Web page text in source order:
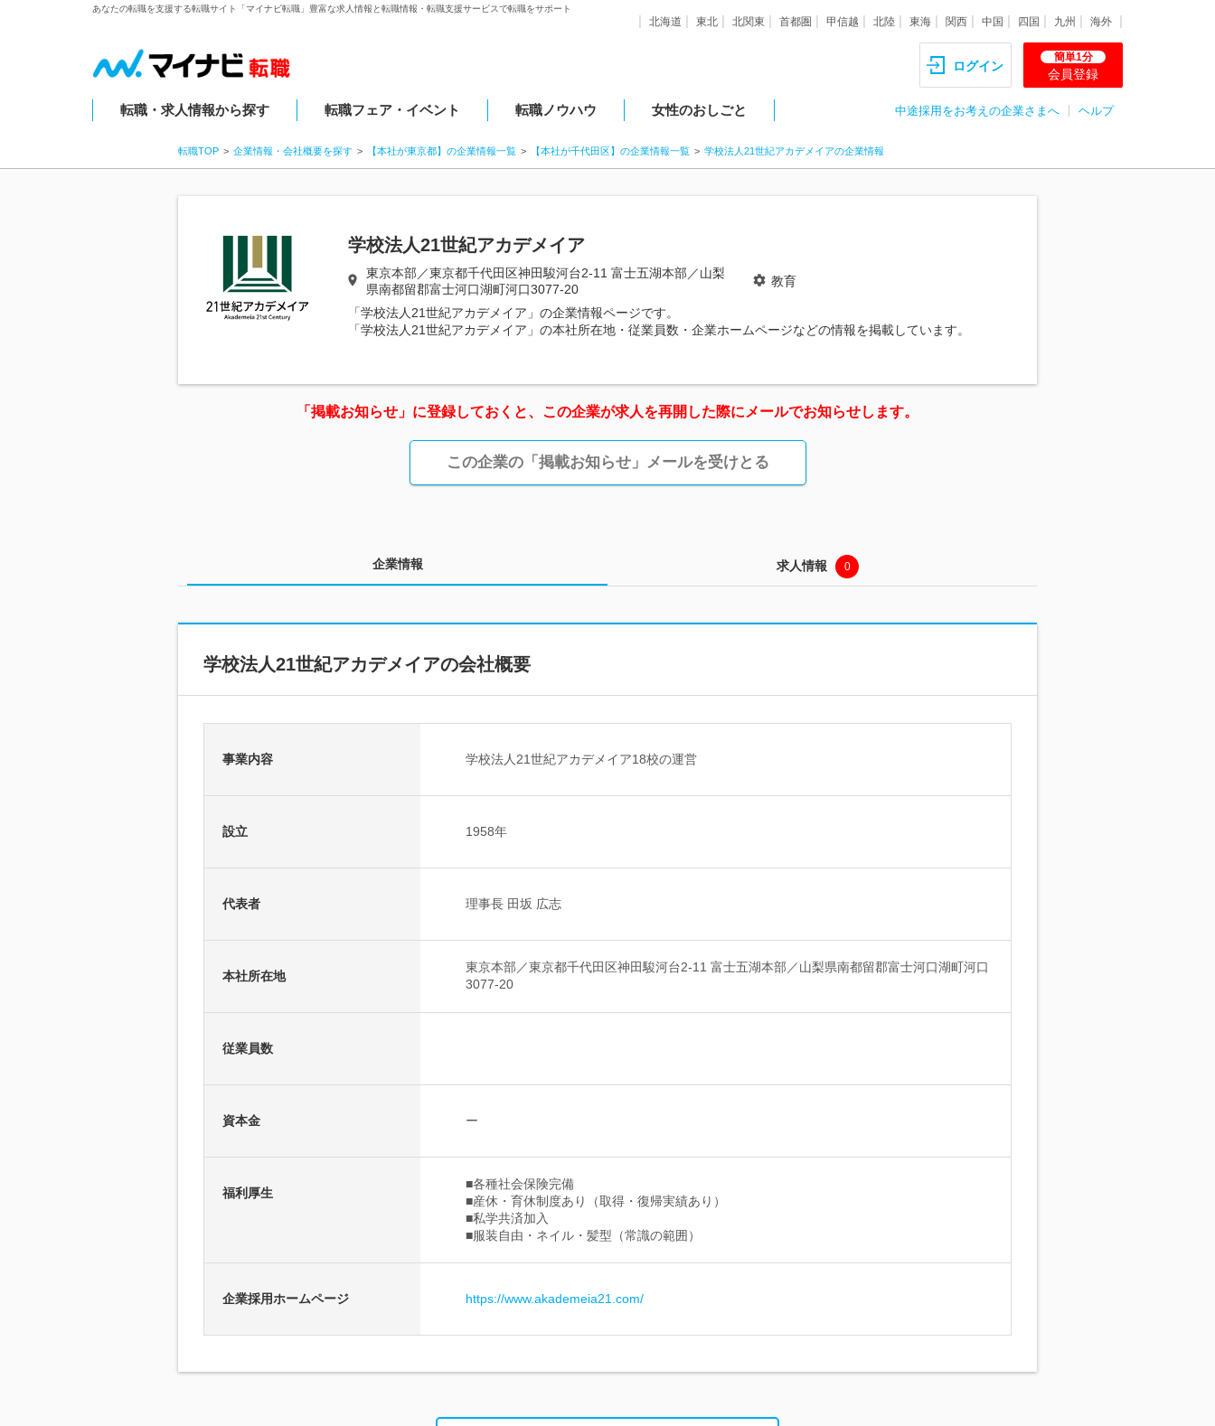
あなたの転職を支援する転職サイト「マイナビ転職」豊富な求人情報と転職情報・転職支援サービスで転職をサポート
北海道 東北 北関東 首都圏 甲信越 北陸 東海 関西 中国 四国 九州 海外
ログイン
簡単1分
会員登録
転職・求人情報から探す 転職フェア・イベント 転職ノウハウ 女性のおしごと 中途採用をお考えの企業さまへ ヘルプ
転職TOP 企業情報・会社概要を探す 【本社が東京都】の企業情報一覧 【本社が千代田区】の企業情報一覧 学校法人21世紀アカデメイアの企業情報
学校法人21世紀アカデメイア
東京本部／東京都千代田区神田駿河台2-11 富士五湖本部／山梨
県南都留郡富士河口湖町河口3077-20
教育
「学校法人21世紀アカデメイア」の企業情報ページです。
「学校法人21世紀アカデメイア」の本社所在地・従業員数・企業ホームページなどの情報を掲載しています。
「掲載お知らせ」に登録しておくと、この企業が求人を再開した際にメールでお知らせします。
この企業の「掲載お知らせ」メールを受けとる
企業情報 求人情報 0
学校法人21世紀アカデメイアの会社概要
事業内容 学校法人21世紀アカデメイア18校の運営
設立 1958年
代表者 理事長 田坂 広志
本社所在地
東京本部／東京都千代田区神田駿河台2-11 富士五湖本部／山梨県南都留郡富士河口湖町河口
3077-20
従業員数
資本金 ー
福利厚生
■各種社会保険完備
■産休・育休制度あり（取得・復帰実績あり）
■私学共済加入
■服装自由・ネイル・髪型（常識の範囲）
企業採用ホームページ https://www.akademeia21.com/